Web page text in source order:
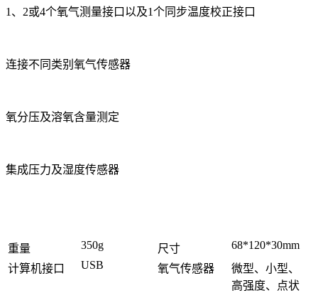
1、2或4个氧气测量接口以及1个同步温度校正接口
连接不同类别氧气传感器
氧分压及溶氧含量测定
集成压力及湿度传感器
重量 350g 尺寸
68*120*30mm
计算机接口
USB 氧气传感器
微型、小型、
高强度、点状